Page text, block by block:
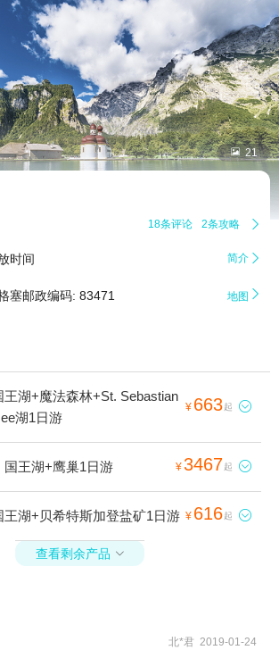
 21
18条评论 2条攻略 
时间 简介 
塞邮政编码: 83471 地图 
王湖+魔法森林+St. Sebastian
湖1日游
¥ 663起 
国王湖+鹰巢1日游 ¥3467起 
王湖+贝希特斯加登盐矿1日游 ¥ 616起 
查看剩余产品 
北*君 2019-01-24